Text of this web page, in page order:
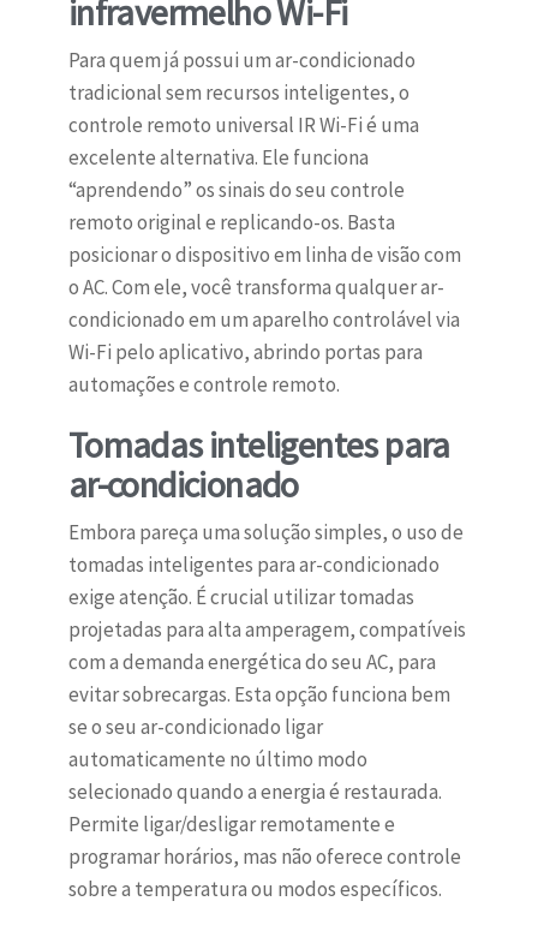
infravermelho Wi-Fi
Para quem já possui um ar-condicionado
tradicional sem recursos inteligentes, o
controle remoto universal IR Wi-Fi é uma
excelente alternativa. Ele funciona
“aprendendo” os sinais do seu controle
remoto original e replicando-os. Basta
posicionar o dispositivo em linha de visão com
o AC. Com ele, você transforma qualquer ar-
condicionado em um aparelho controlável via
Wi-Fi pelo aplicativo, abrindo portas para
automações e controle remoto.
Tomadas inteligentes para
ar-condicionado
Embora pareça uma solução simples, o uso de
tomadas inteligentes para ar-condicionado
exige atenção. É crucial utilizar tomadas
projetadas para alta amperagem, compatíveis
com a demanda energética do seu AC, para
evitar sobrecargas. Esta opção funciona bem
se o seu ar-condicionado ligar
automaticamente no último modo
selecionado quando a energia é restaurada.
Permite ligar/desligar remotamente e
programar horários, mas não oferece controle
sobre a temperatura ou modos específicos.